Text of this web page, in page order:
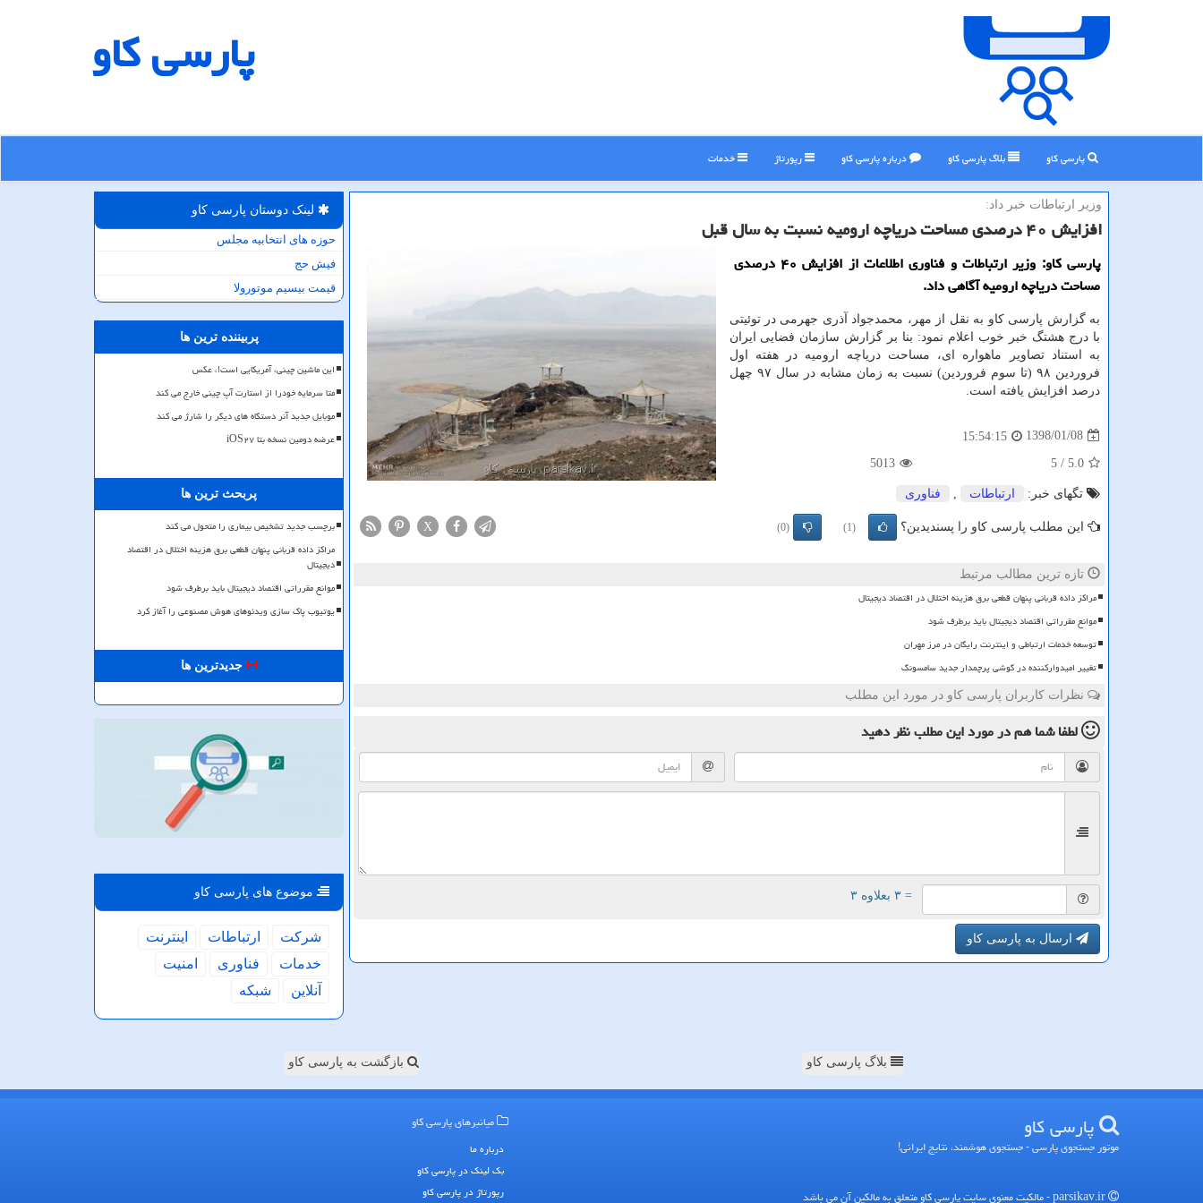
پارسی كاو
پارسی کاو بلاگ پارسی كاو درباره پارسی كاو رپورتاژ خدمات
وزیر ارتباطات خبر داد:
افزایش ۴۰ درصدی مساحت دریاچه ارومیه نسبت به سال قبل
پارسی كاو: وزیر ارتباطات و فناوری اطلاعات از افزایش ۴۰ درصدی
مساحت دریاچه ارومیه آگاهی داد.
به گزارش پارسی كاو به نقل از مهر، محمدجواد آذری جهرمی در توئیتی
با درج هشتگ خبر خوب اعلام نمود: بنا بر گزارش سازمان فضایی ایران
به استناد تصاویر ماهواره ای، مساحت دریاچه ارومیه در هفته اول
فروردین ۹۸ (تا سوم فروردین) نسبت به زمان مشابه در سال ۹۷ چهل
درصد افزایش یافته است.
1398/01/08
15:54:15
5.0
/ 5
5013
تگهای خبر: ارتباطات فناوری
این مطلب پارسی کاو را پسندیدین؟ (1)
(0)
X
تازه ترین مطالب مرتبط
مراکز داده قربانی پنهان قطعی برق هزینه اختلال در اقتصاد دیجیتال
موانع مقرراتی اقتصاد دیجیتال باید برطرف شود
توسعه خدمات ارتباطی و اینترنت رایگان در مرز مهران
تغییر امیدوارکننده در گوشی پرچمدار جدید سامسونگ
نظرات کاربران پارسی کاو در مورد این مطلب
لطفا شما همدر مورد این مطلبنظر دهید
= ۳ بعلاوه ۳
ارسال به پارسی کاو
لینک دوستان پارسی كاو
حوزه های انتخابیه مجلس
فیش حج
قیمت بیسیم موتورولا
پربیننده ترین ها
این ماشین چینی، آمریکایی است!، عکس
متا سرمایه خودرا از استارت آپ چینی خارج می کند
موبایل جدید آنر دستگاه های دیگر را شارژ می کند
عرضه دومین نسخه بتا iOS۲۷
پربحث ترین ها
برچسب جدید تشخیص بیماری را متحول می کند
مراکز داده قربانی پنهان قطعی برق هزینه اختلال در اقتصاد
دیجیتال
موانع مقرراتی اقتصاد دیجیتال باید برطرف شود
یوتیوب پاک سازی ویدئوهای هوش مصنوعی را آغاز کرد
جدیدترین ها
موضوع های پارسی كاو
شركت ارتباطات
اینترنت
خدمات
فناوری
امنیت
آنلاین
شبكه
بلاگ پارسی کاو بازگشت به پارسی کاو
پارسی كاو
موتور جستجوی پارسی - جستجوی هوشمند، نتایج ایرانی!
میانبرهای پارسی كاو
درباره ما
بک لینک در پارسی كاو
رپورتاژ در پارسی كاو